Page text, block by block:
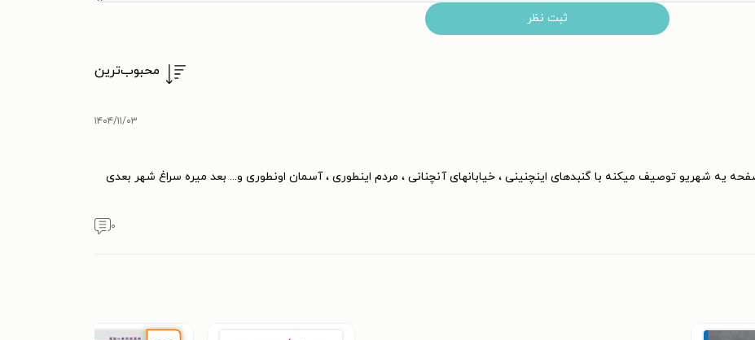
ثبت نظر
محبوب‌ترین
۱۴۰۴/۱۱/۰۳
یه شهریو توصیف میکنه با گنبدهای اینچنینی ، خیابانهای آنچنانی ، مردم اینطوری ، آسمان اونطوری و... بعد میره سراغ شهر بعدی
۰